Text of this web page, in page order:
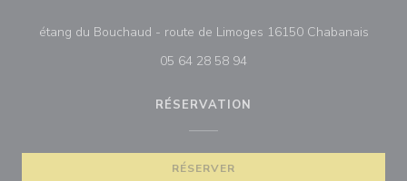
étang du Bouchaud - route de Limoges 16150 Chabanais
05 64 28 58 94
RÉSERVATION
RÉSERVER